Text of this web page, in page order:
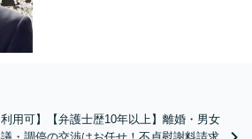
用可】【弁護士歴10年以上】離婚・男女